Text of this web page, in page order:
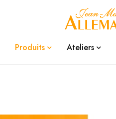
Produits Ateliers